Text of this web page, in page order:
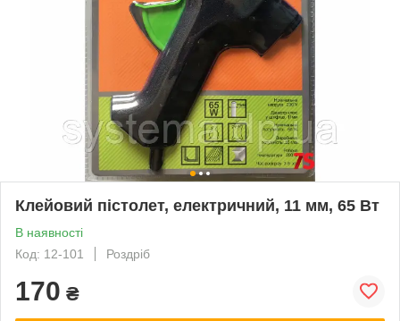
Клейовий пістолет, електричний, 11 мм, 65 Вт
В наявності
Код: 12-101
Роздріб
170 ₴